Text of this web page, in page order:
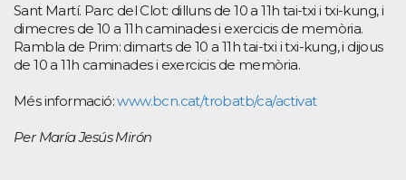
Sant Martí. Parc del Clot: dilluns de 10 a 11h tai-txi i txi-kung, i
dimecres de 10 a 11h caminades i exercicis de memòria.
Rambla de Prim: dimarts de 10 a 11h tai-txi i txi-kung, i dijous
de 10 a 11h caminades i exercicis de memòria.
Més informació:www.bcn.cat/trobatb/ca/activat
Per María Jesús Mirón